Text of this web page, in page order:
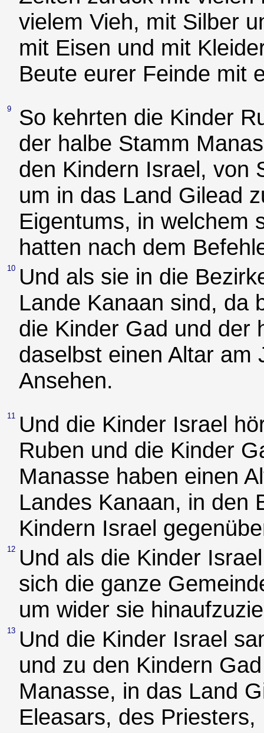
vielem Vieh, mit Silber
mit Eisen und mit
Beute eurer Feinde mit
9
So kehrten die Kinder
der halbe Stamm
den Kindern Israel, von
um in das Land Gilead
Eigentums, in welchem
hatten nach dem
10 Und als sie in die
Lande Kanaan sind, da
die Kinder Gad und der
daselbst einen Altar am
Ansehen.
11 Und die Kinder Israel
Ruben und die Kinder
Manasse haben einen
Landes Kanaan, in den
Kindern Israel
12 Und als die Kinder
sich die ganze
um wider sie
13 Und die Kinder Israel
und zu den Kindern
Manasse, in das Land
Eleasars, des Priesters,